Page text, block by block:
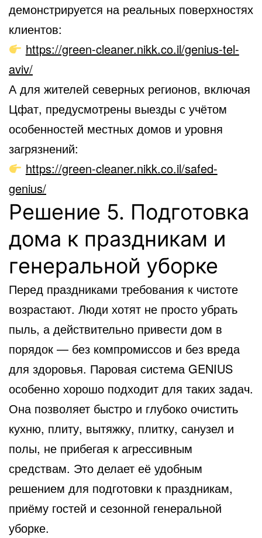
демонстрируется на реальных поверхностях
клиентов:
https://green-cleaner.nikk.co.il/genius-tel-
aviv/
А для жителей северных регионов, включая
Цфат, предусмотрены выезды с учётом
особенностей местных домов и уровня
загрязнений:
https://green-cleaner.nikk.co.il/safed-
genius/
Решение 5. Подготовка
дома к праздникам и
генеральной уборке
Перед праздниками требования к чистоте
возрастают. Люди хотят не просто убрать
пыль, а действительно привести дом в
порядок — без компромиссов и без вреда
для здоровья. Паровая система GENIUS
особенно хорошо подходит для таких задач.
Она позволяет быстро и глубоко очистить
кухню, плиту, вытяжку, плитку, санузел и
полы, не прибегая к агрессивным
средствам. Это делает её удобным
решением для подготовки к праздникам,
приёму гостей и сезонной генеральной
уборке.